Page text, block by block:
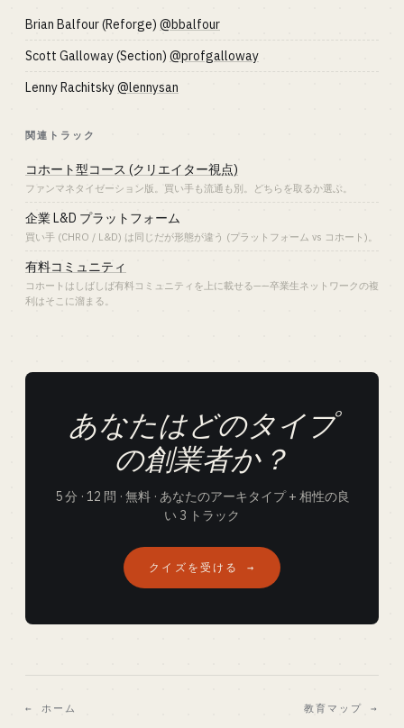
Brian Balfour (Reforge) @bbalfour
Scott Galloway (Section) @profgalloway
Lenny Rachitsky@lennysan
関連トラック
コホート型コース (クリエイター視点)
ファンマネタイゼーション版。買い手も流通も別。どちらを取るか選ぶ。
企業 L&D プラットフォーム
買い手 (CHRO / L&D) は同じだが形態が違う (プラットフォーム vs コホート)。
有料コミュニティ
コホートはしばしば有料コミュニティを上に載せる——卒業生ネットワークの複
利はそこに溜まる。
あなたはどのタイプ
の創業者か？
5 分 · 12 問 · 無料 · あなたのアーキタイプ + 相性の良
い 3 トラック
クイズを受ける →
← ホーム 教育マップ →